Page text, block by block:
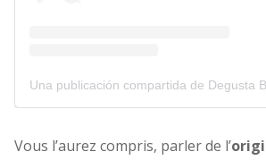
Vous l’aurez compris, parler de l’